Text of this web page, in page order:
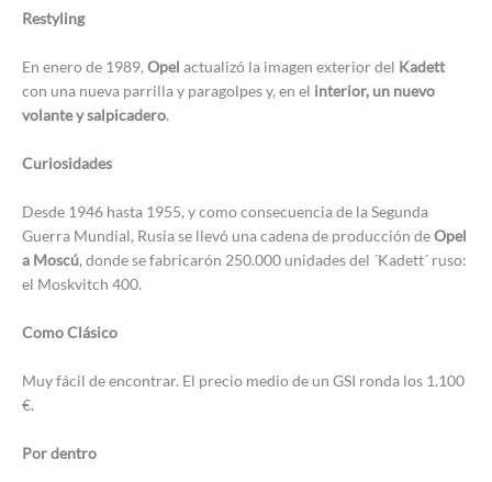
Restyling
En enero de 1989, Opel actualizó la imagen exterior del Kadett
con una nueva parrilla y paragolpes y, en el interior, un nuevo
volante y salpicadero.
Curiosidades
Desde 1946 hasta 1955, y como consecuencia de la Segunda
Guerra Mundial, Rusia se llevó una cadena de producción deOpel
a Moscú, donde se fabricarón 250.000 unidades del ´Kadett´ ruso:
el Moskvitch 400.
Como Clásico
Muy fácil de encontrar. El precio medio de un GSI ronda los 1.100
€.
Por dentro